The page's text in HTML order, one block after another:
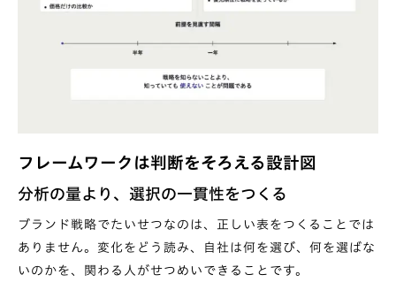
フレームワークは判断をそろえる設計図
分析の量より、選択の一貫性をつくる
ブランド戦略でたいせつなのは、正しい表をつくることでは
ありません。変化をどう読み、自社は何を選び、何を選ばな
いのかを、関わる人がせつめいできることです。